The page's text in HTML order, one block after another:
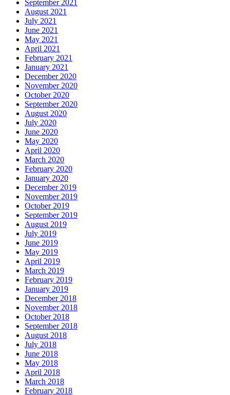
September 2021
August 2021
July 2021
June 2021
May 2021
April 2021
February 2021
January 2021
December 2020
November 2020
October 2020
September 2020
August 2020
July 2020
June 2020
May 2020
April 2020
March 2020
February 2020
January 2020
December 2019
November 2019
October 2019
September 2019
August 2019
July 2019
June 2019
May 2019
April 2019
March 2019
February 2019
January 2019
December 2018
November 2018
October 2018
September 2018
August 2018
July 2018
June 2018
May 2018
April 2018
March 2018
February 2018